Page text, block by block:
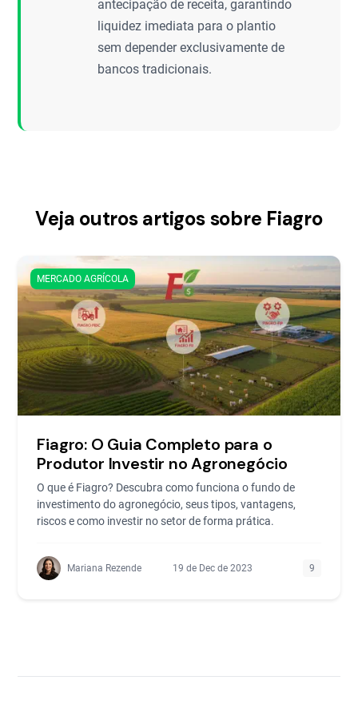
antecipação de receita, garantindo
liquidez imediata para o plantio
sem depender exclusivamente de
bancos tradicionais.
Veja outros artigos sobre Fiagro
MERCADO AGRÍCOLA
Fiagro: O Guia Completo para o
Produtor Investir no Agronegócio
O que é Fiagro? Descubra como funciona o fundo de
investimento do agronegócio, seus tipos, vantagens,
riscos e como investir no setor de forma prática.
Mariana Rezende 19 de Dec de 2023 9